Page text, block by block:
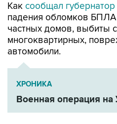
Как сообщал
падения обломков БПЛА
частных домов, выбиты
многоквартирных,
автомобили.
ХРОНИКА
Военная операция на